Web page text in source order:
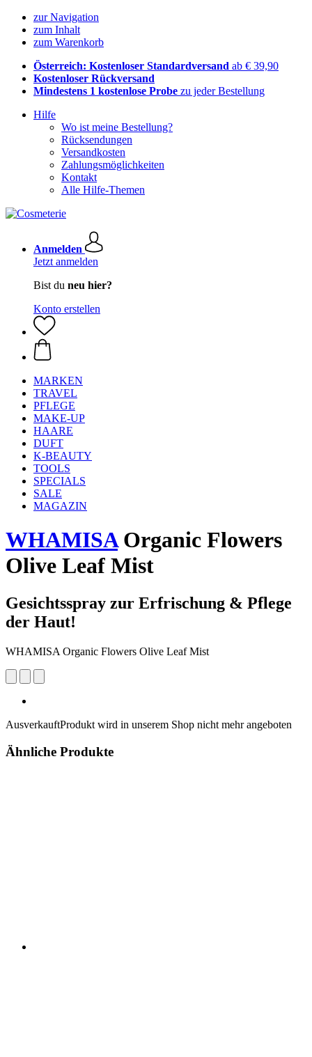
zur Navigation
zum Inhalt
zum Warenkorb
Österreich: Kostenloser Standardversand ab € 39,90
Kostenloser Rückversand
Mindestens 1 kostenlose Probe zu jeder Bestellung
Hilfe
Wo ist meine Bestellung?
Rücksendungen
Versandkosten
Zahlungsmöglichkeiten
Kontakt
Alle Hilfe-Themen
Anmelden
Jetzt anmelden
Bist du neu hier?
Konto erstellen
MARKEN
TRAVEL
PFLEGE
MAKE-UP
HAARE
DUFT
K-BEAUTY
TOOLS
SPECIALS
SALE
MAGAZIN
WHAMISAOrganic Flowers
Olive Leaf Mist
Gesichtsspray zur Erfrischung & Pflege
der Haut!
WHAMISA Organic Flowers Olive Leaf Mist
AusverkauftProdukt wird in unserem Shop nicht mehr angeboten
Ähnliche Produkte